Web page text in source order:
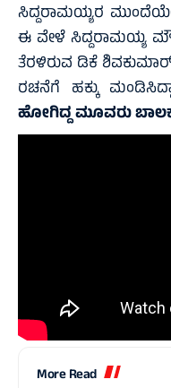
ಸಿದ್ದರಾಮಯ್ಯರ ಮುಂದೆಯೇ
ಈ ವೇಳೆ ಸಿದ್ದರಾಮಯ್ಯ
ತೆರಳಿರುವ ಡಿಕೆ
ರಚನೆಗೆ ಹಕ್ಕು
ಹೋಗಿದ್ದ ಮೂವರು
More Read